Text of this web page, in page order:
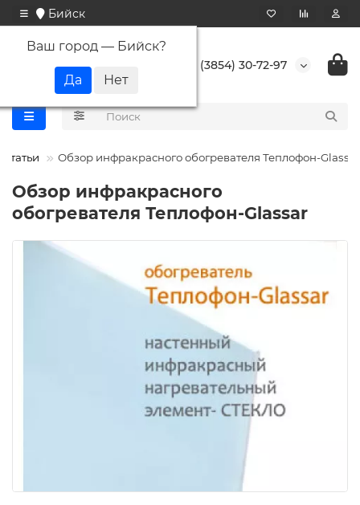
Бийск
Ваш город — Бийск?
+7 (3854) 30-72-97
Статьи Обзор инфракрасного обогревателя Теплофон-Glassar
Обзор инфракрасного
обогревателя Теплофон-Glassar